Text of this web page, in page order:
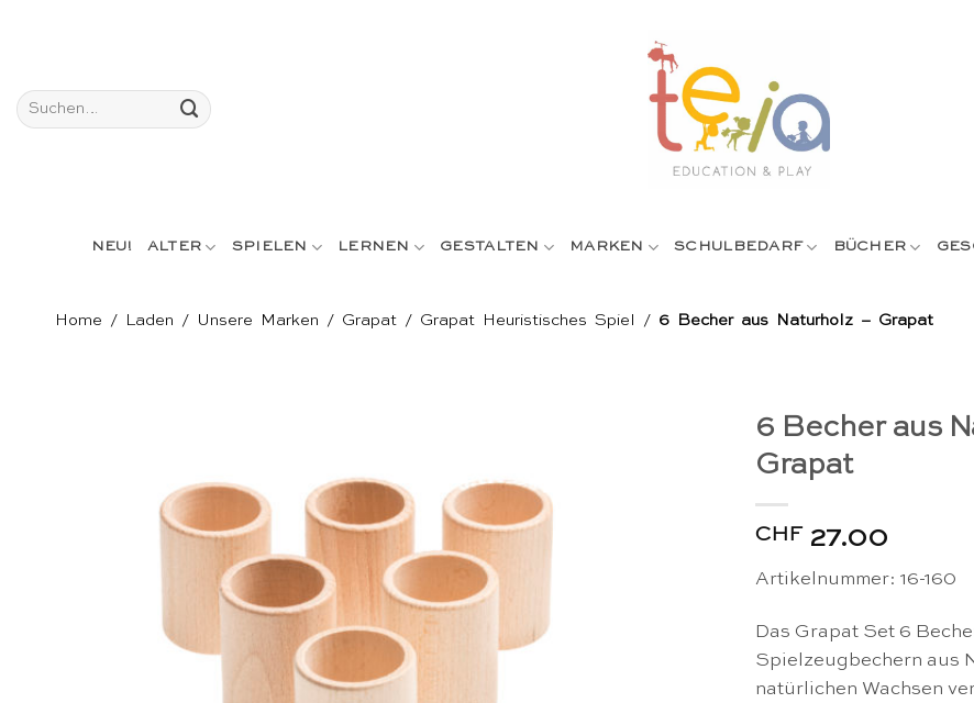
Suchen
nach:
NEU! ALTER SPIELEN LERNEN GESTALTEN MARKEN SCHULBEDARF BÜCHER
Home / Laden / Unsere Marken / Grapat / Grapat Heuristisches Spiel / 6 Becher aus Naturholz – Grapat
6 Becher aus
Grapat
CHF 27.00
Artikelnummer: 16-160
Das Grapat Set 6
Spielzeugbechern aus
natürlichen Wachsen